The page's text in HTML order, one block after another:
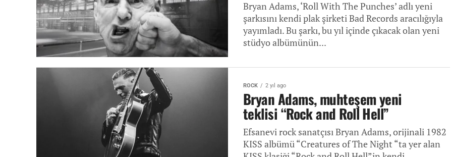
Bryan Adams, ‘Roll With The Punches’ adlı yeni
şarkısını kendi plak şirketi Bad Records aracılığıyla
yayımladı. Bu şarkı, bu yıl içinde çıkacak olan yeni
stüdyo albümünün...
ROCK 2 yıl ago
Bryan Adams, muhteşem yeni
teklisi “Rock and Roll Hell”
Efsanevi rock sanatçısı Bryan Adams, orijinali 1982
KISS albümü “Creatures of The Night “ta yer alan